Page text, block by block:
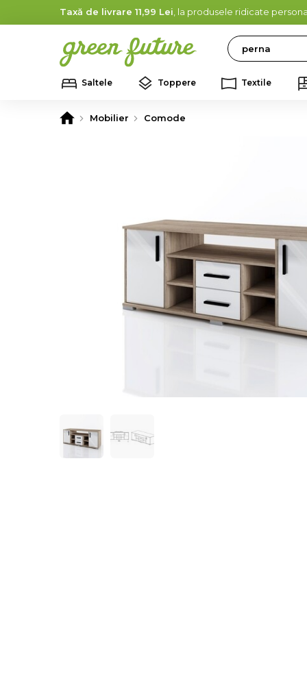
Taxă de livrare 11,99 Lei , la produsele ridicate
Search
Saltele Toppere Textile
Mobilier Comode